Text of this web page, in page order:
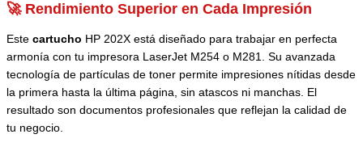
🚀 Rendimiento Superior en Cada Impresión
Este cartucho HP 202X está diseñado para trabajar en perfecta
armonía con tu impresora LaserJet M254 o M281. Su avanzada
tecnología de partículas de toner permite impresiones nítidas desde
la primera hasta la última página, sin atascos ni manchas. El
resultado son documentos profesionales que reflejan la calidad de
tu negocio.